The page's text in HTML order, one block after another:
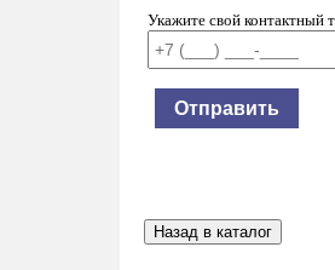
Укажите свой контактный